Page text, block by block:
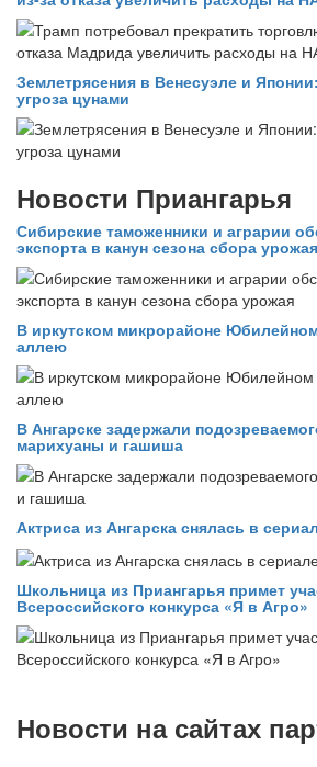
Землетрясения в Венесуэле и
угроза цунами
Новости Приангарья
Сибирские таможенники и аграрии
экспорта в канун сезона сбора урожая
В иркутском микрорайоне
аллею
В Ангарске задержали
марихуаны и гашиша
Актриса из Ангарска снялась в
Школьница из Приангарья примет
Всероссийского конкурса «Я в Агро»
Новости на сайтах